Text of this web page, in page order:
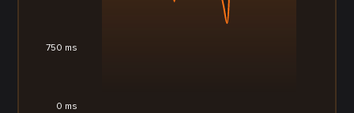
0 ms
750 ms